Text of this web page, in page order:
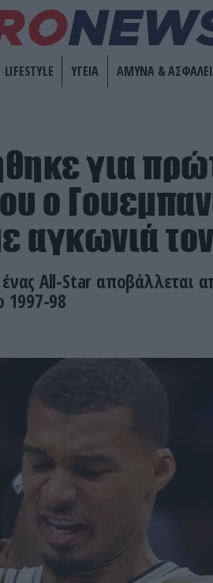
LIFESTYLE ΥΓΕΙΑ ΑΜΥΝΑ &
για
ο
αγκωνιά
All-Star αποβάλλεται
1997-98